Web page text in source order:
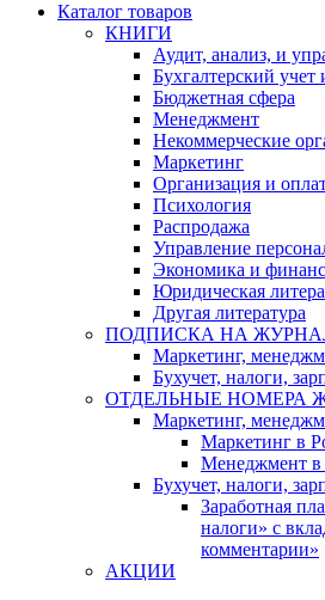
Каталог товаров
КНИГИ
Аудит, анализ, и
Бухгалтерский учет
Бюджетная сфера
Менеджмент
Некоммерческие
Маркетинг
Организация и
Психология
Распродажа
Управление
Экономика и
Юридическая
Другая литература
ПОДПИСКА НА
Маркетинг,
Бухучет, налоги,
ОТДЕЛЬНЫЕ НОМЕРА
Маркетинг,
Маркетинг в
Менеджмент в
Бухучет, налоги,
Заработная
налоги» с
комментарии»
АКЦИИ